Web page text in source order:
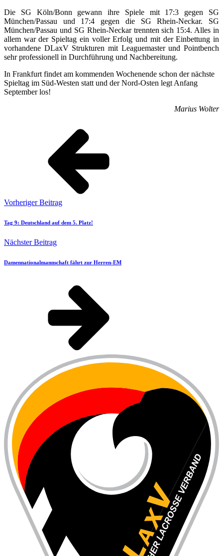
Die SG Köln/Bonn gewann ihre Spiele mit 17:3 gegen SG
München/Passau und 17:4 gegen die SG Rhein-Neckar. SG
München/Passau und SG Rhein-Neckar trennten sich 15:4. Alles in
allem war der Spieltag ein voller Erfolg und mit der Einbettung in
vorhandene DLaxV Strukturen mit Leaguemaster und Pointbench
sehr professionell in Durchführung und Nachbereitung.
In Frankfurt findet am kommenden Wochenende schon der nächste
Spieltag im Süd-Westen statt und der Nord-Osten legt Anfang
September los!
Marius Wolter
Vorheriger Beitrag
Tag 9: Deutschland auf dem 5. Platz!
Nächster Beitrag
Damennationalmannschaft fährt zur Herren-EM